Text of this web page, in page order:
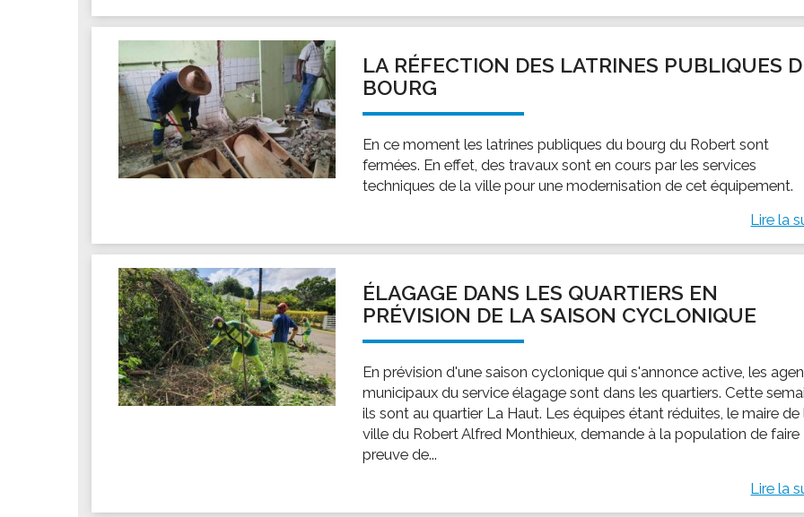
Faire une demande de subvention
Les activités des associations
VIE PRATIQUE
Les espaces numériques
Infos baignade
Stationnement
Les marchés
Le funéraire
Numéros d'urgence
SANTÉ
Annuaire santé
LA RÉFECTION DES LATRINES PUBLIQUES
BOURG
En ce moment les latrines publiques du bourg du Robert sont
fermées. En effet, des travaux sont en cours par les services
techniques de la ville pour une modernisation de cet équipement.
Lire la
ÉLAGAGE DANS LES QUARTIERS EN
PRÉVISION DE LA SAISON CYCLONIQUE
En prévision d'une saison cyclonique qui s'annonce active, les
municipaux du service élagage sont dans les quartiers. Cette
ils sont au quartier La Haut. Les équipes étant réduites, le maire de
ville du Robert Alfred Monthieux, demande à la population de faire
preuve de...
Lire la